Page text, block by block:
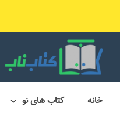
محتوا
خانه کتاب های نو